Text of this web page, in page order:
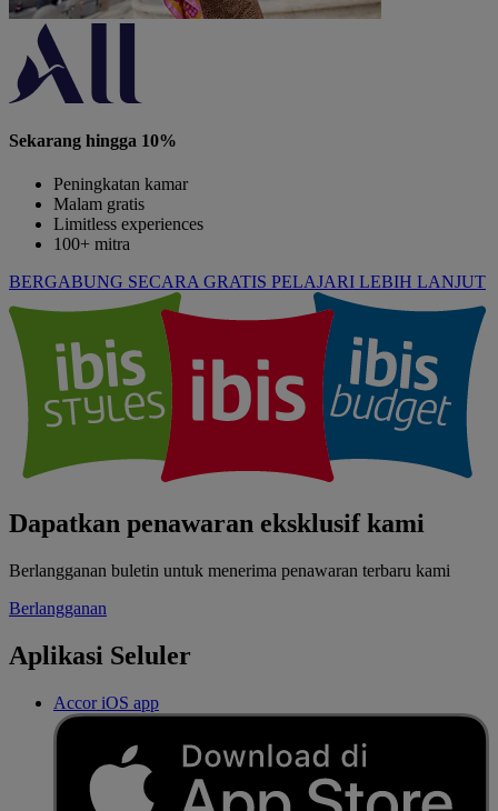
Sekarang hingga 10%
Peningkatan kamar
Malam gratis
Limitless experiences
100+ mitra
BERGABUNG SECARA GRATIS PELAJARI LEBIH LANJUT
Dapatkan penawaran eksklusif kami
Berlangganan buletin untuk menerima penawaran terbaru kami
Berlangganan
Aplikasi Seluler
Accor iOS app